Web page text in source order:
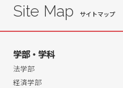
2018年11月
2018年08月
2018年07月
Site Map
学部・学科
法学部
経済学部